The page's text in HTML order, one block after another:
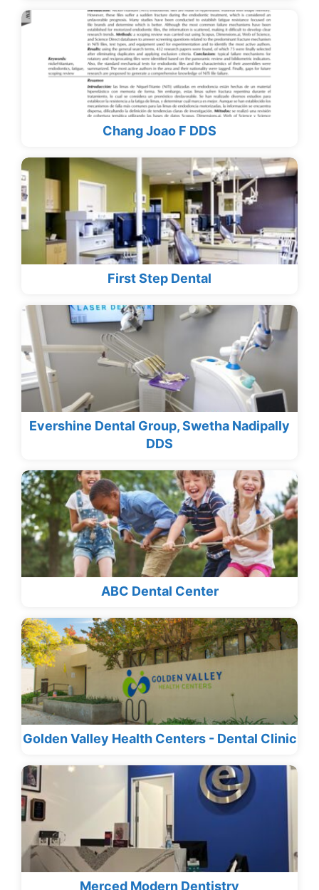
Chang Joao F DDS
First Step Dental
Evershine Dental Group, Swetha Nadipally
DDS
ABC Dental Center
Golden Valley Health Centers - Dental Clinic
Merced Modern Dentistry